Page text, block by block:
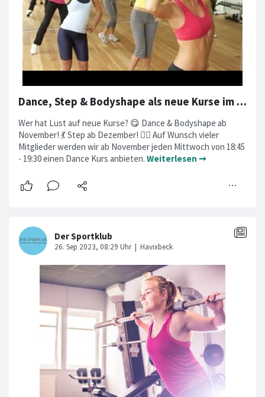
Dance, Step & Bodyshape als neue Kurse im Sportklub!
Wer hat Lust auf neue Kurse? 😋 Dance & Bodyshape ab
November! 💃 Step ab Dezember! 🤸‍♂️ Auf Wunsch vieler
Mitglieder werden wir ab November jeden Mittwoch von 18:45
- 19:30 einen Dance Kurs anbieten. Weiterlesen ➞